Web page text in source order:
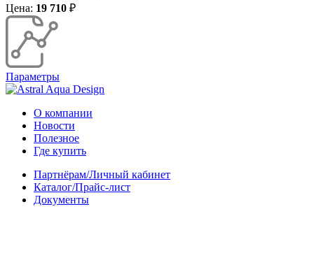
Цена: 19 710 ₽
Параметры
О компании
Новости
Полезное
Где купить
Партнёрам/Личный кабинет
Каталог/Прайс-лист
Документы